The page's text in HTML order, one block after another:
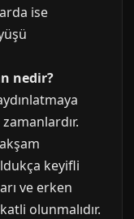
ise
nedir?
keyifli
ve erken
olunmalıdır.